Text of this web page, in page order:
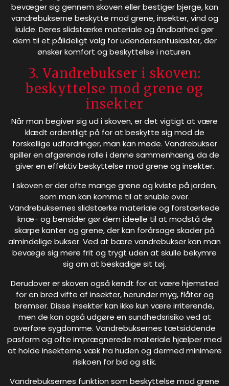
bevæger sig gennem skoven eller bestiger bjerge, kan
vandrebukserne beskytte mod grene, insekter, vind og
kulde. Deres slidstærke materiale og åndbarhed gør
dem til et pålideligt valg for udendørsentusiaster, der
ønsker komfort og beskyttelse i naturen.
3. Vandrebukser i skoven:
beskyttelse mod grene og
insekter
Når man begiver sig ud i skoven, er det vigtigt at være
klædt ordentligt på for at beskytte sig mod de
forskellige udfordringer, man kan møde. Vandrebukser
spiller en afgørende rolle i denne sammenhæng, da de
giver en effektiv beskyttelse mod grene og insekter.
I skoven er der ofte mange grene og kviste på jorden,
som man kan komme til at snuble over.
Vandrebuksernes slidstærke materiale og forstærkede
knæ- og bensider gør dem ideelle til at modstå de
skarpe kanter og grene, der kan forårsage skader på
almindelige bukser. Ved at bære vandrebukser kan man
bevæge sig mere frit og trygt uden at skulle bekymre
sig om at beskadige sit tøj.
Derudover er skoven også kendt for at være hjemsted
for en bred vifte af insekter, herunder myg, flåter og
bremser. Disse insekter kan ikke kun være irriterende,
men de kan også udgøre en sundhedsrisiko ved at
overføre sygdomme. Vandrebuksernes tætsiddende
pasform og ofte imprægnerede materiale hjælper med
at holde insekterne væk fra huden og dermed minimere
risikoen for bid og stik.
Vandrebuksernes funktion som beskyttelse mod grene